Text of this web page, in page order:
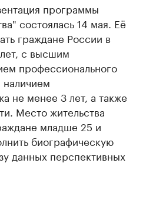
программы
состоялась 14 мая. Её
граждане России в
с высшим
профессионального
не менее 3 лет, а также
Место жительства
младше 25 и
биографическую
данных перспективных